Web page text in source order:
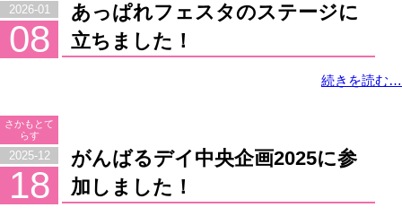
2026-01
08
あっぱれフェスタのステージに
立ちました！
続きを読む…
さかもとて
らす
2025-12
18
がんばるデイ中央企画2025に参
加しました！